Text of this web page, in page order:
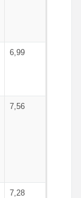
6,99
7,56
7,28